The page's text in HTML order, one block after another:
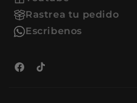
Rastrea tu pedido
Escribenos
Facebook
TikTok